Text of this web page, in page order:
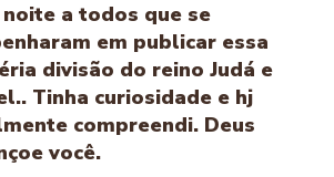
noite a todos que se
em publicar essa
divisão do reino Judá e
Tinha curiosidade e hj
compreendi. Deus
você.